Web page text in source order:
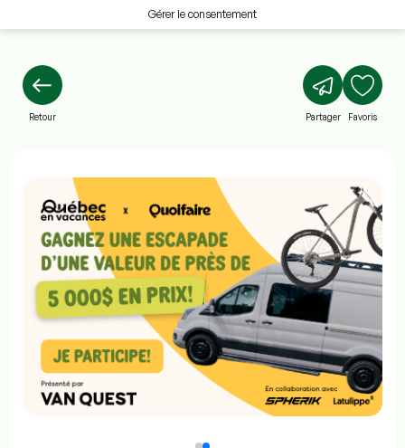
Gérer le consentement
Retour Partager Favoris